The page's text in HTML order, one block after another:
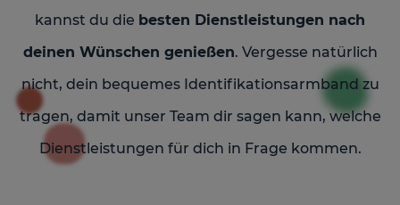
kannst du die besten Dienstleistungen nach
deinen Wünschen genießen. Vergesse natürlich
nicht, dein bequemes Identifikationsarmband zu
tragen, damit unser Team dir sagen kann, welche
Dienstleistungen für dich in Frage kommen.